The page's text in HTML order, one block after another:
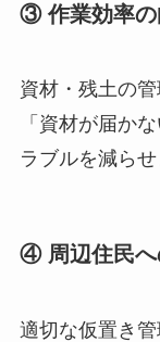
③ 作業効率の
資材・残土の管
「資材が届か
ラブルを減らせ
④ 周辺住民へ
適切な仮置き